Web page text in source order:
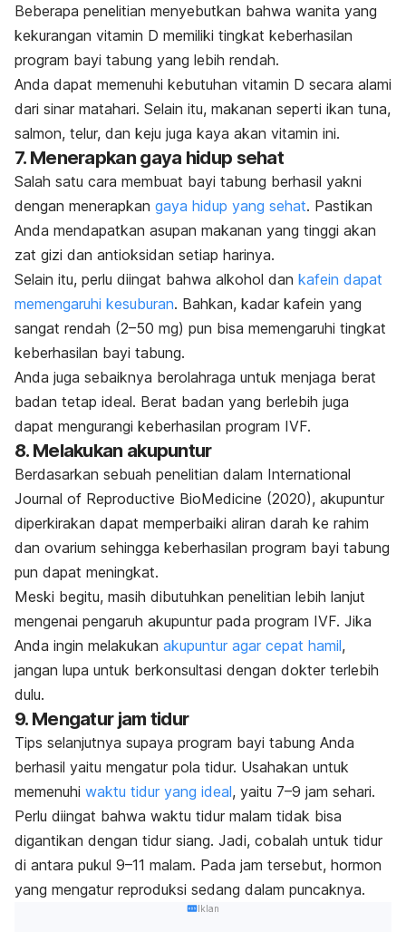
Beberapa penelitian menyebutkan bahwa wanita yang
kekurangan vitamin D memiliki tingkat keberhasilan
program bayi tabung yang lebih rendah.
Anda dapat memenuhi kebutuhan vitamin D secara alami
dari sinar matahari. Selain itu, makanan seperti ikan tuna,
salmon, telur, dan keju juga kaya akan vitamin ini.
7. Menerapkan gaya hidup sehat
Salah satu cara membuat bayi tabung berhasil yakni
dengan menerapkan gaya hidup yang sehat. Pastikan
Anda mendapatkan asupan makanan yang tinggi akan
zat gizi dan antioksidan setiap harinya.
Selain itu, perlu diingat bahwa alkohol dan kafein dapat
memengaruhi kesuburan. Bahkan, kadar kafein yang
sangat rendah (2–50 mg) pun bisa memengaruhi tingkat
keberhasilan bayi tabung.
Anda juga sebaiknya berolahraga untuk menjaga berat
badan tetap ideal. Berat badan yang berlebih juga
dapat mengurangi keberhasilan program IVF.
8. Melakukan akupuntur
Berdasarkan sebuah penelitian dalam International
Journal of Reproductive BioMedicine (2020), akupuntur
diperkirakan dapat memperbaiki aliran darah ke rahim
dan ovarium sehingga keberhasilan program bayi tabung
pun dapat meningkat.
Meski begitu, masih dibutuhkan penelitian lebih lanjut
mengenai pengaruh akupuntur pada program IVF. Jika
Anda ingin melakukan akupuntur agar cepat hamil,
jangan lupa untuk berkonsultasi dengan dokter terlebih
dulu.
9. Mengatur jam tidur
Tips selanjutnya supaya program bayi tabung Anda
berhasil yaitu mengatur pola tidur. Usahakan untuk
memenuhi waktu tidur yang ideal, yaitu 7–9 jam sehari.
Perlu diingat bahwa waktu tidur malam tidak bisa
digantikan dengan tidur siang. Jadi, cobalah untuk tidur
di antara pukul 9–11 malam. Pada jam tersebut, hormon
yang mengatur reproduksi sedang dalam puncaknya.
Iklan